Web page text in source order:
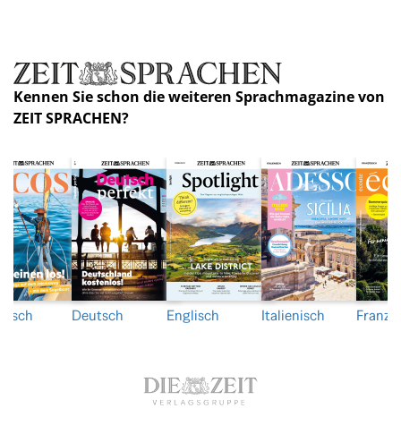
Kennen Sie schon die weiteren Sprachmagazine von
ZEIT SPRACHEN?
Deutsch Englisch Italienisch